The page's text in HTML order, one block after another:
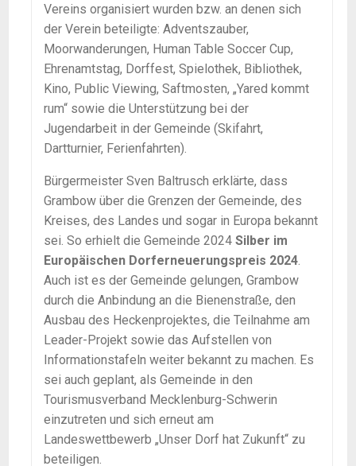
Vereins organisiert wurden bzw. an denen sich
der Verein beteiligte: Adventszauber,
Moorwanderungen, Human Table Soccer Cup,
Ehrenamtstag, Dorffest, Spielothek, Bibliothek,
Kino, Public Viewing, Saftmosten, „Yared kommt
rum“ sowie die Unterstützung bei der
Jugendarbeit in der Gemeinde (Skifahrt,
Dartturnier, Ferienfahrten).
Bürgermeister Sven Baltrusch erklärte, dass
Grambow über die Grenzen der Gemeinde, des
Kreises, des Landes und sogar in Europa bekannt
sei. So erhielt die Gemeinde 2024 Silber im
Europäischen Dorferneuerungspreis 2024
Auch ist es der Gemeinde gelungen, Grambow
durch die Anbindung an die Bienenstraße, den
Ausbau des Heckenprojektes, die Teilnahme am
Leader-Projekt sowie das Aufstellen von
Informationstafeln weiter bekannt zu machen. Es
sei auch geplant, als Gemeinde in den
Tourismusverband Mecklenburg-Schwerin
einzutreten und sich erneut am
Landeswettbewerb „Unser Dorf hat Zukunft“ zu
beteiligen.